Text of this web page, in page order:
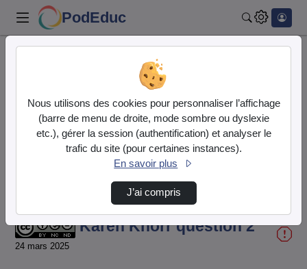
PodEduc
Karen Knorr question 2
Durée
01:08:807
100.00%
Karen Knorr question 2
24 mars 2025
Nous utilisons des cookies pour personnaliser l’affichage
(barre de menu de droite, mode sombre ou dyslexie
etc.), gérer la session (authentification) et analyser le
trafic du site (pour certaines instances).
En savoir plus
J’ai compris